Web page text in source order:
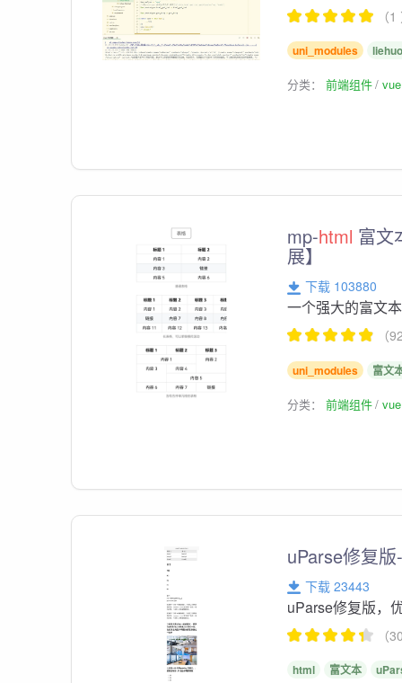
（
uni_modules
分类：前端组件
mp-html 富文
展】
下载 103880
一个强大的富文
（
uni_modules 富文
分类：前端组件
uParse修复版
下载 23443
uParse修复版，
（
html 富文本